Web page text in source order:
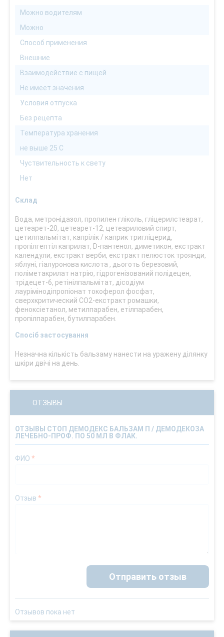
Можно водителям
Можно
Способ применения
Внешние
Взаимодействие с пищей
Не имеет значения
Условия отпуска
Без рецепта
Температура хранения
не выше 25 С
Чуствительность к свету
Нет
Склад
Вода, метронідазол, пропилен гліколь, гліцерилстеарат,
цетеарет-20, цетеарет-12, цетеариловий спирт,
цетилпальмітат, капрілік / каприк тригліцерид,
пропілгептіл каприлат, D-пантенол, диметикон, екстракт
календули, екстракт верби, екстракт пелюсток троянди,
яблуні, гіалуронова кислота , дьоготь березовий,
поліметакрилат натрію, гідрогенізований полідецен,
трідецет-6, ретінілпальмітат, дісодіум
лаурімінодіпропіонат токоферол фосфат,
сверхкритический СО2-екстракт ромашки,
феноксіетанол, метилпарабен, етілпарабен,
пропілпарабен, бутилпарабен.
Спосіб застосування
Незначна кількість бальзаму нанести на уражену ділянку
шкіри двічі на день.
ОТЗЫВЫ
ОТЗЫВЫ СТОП ДЕМОДЕКС БАЛЬЗАМ П / ДЕМОДЕКОЗА
ЛЕЧЕБНО-ПРОФ. ПО 50 МЛ В ФЛАК.
ФИО *
Отзыв *
Отправить отзыв
Отзывов пока нет